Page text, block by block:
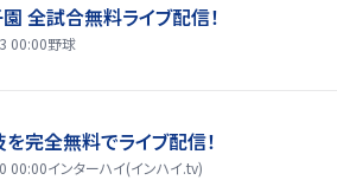
全試合無料ライブ配信！
00:00野球
完全無料でライブ配信！
00:00インターハイ(インハイ.tv)